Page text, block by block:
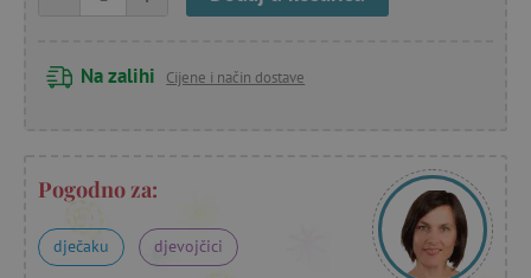
Na zalihi Cijene i način dostave
Pogodno za:
dječaku djevojčici